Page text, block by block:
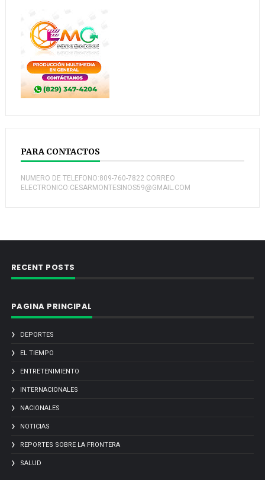
PARA CONTACTOS
NUMERO DE TELEFONO:809-760-7822 CORREO
ELECTRONICO:CESARMONTESINOS59@GMAIL.COM
RECENT POSTS
PAGINA PRINCIPAL
DEPORTES
EL TIEMPO
ENTRETENIMIENTO
INTERNACIONALES
NACIONALES
NOTICIAS
REPORTES SOBRE LA FRONTERA
SALUD